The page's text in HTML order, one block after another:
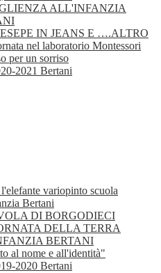
ALL'INFANZIA
IN JEANS E ….ALTRO
nel laboratorio Montessori
per un sorriso
2021 Bertani
variopinto scuola
Bertani
DI BORGODIECI
DELLA TERRA
BERTANI
al nome e all'identità"
2020 Bertani